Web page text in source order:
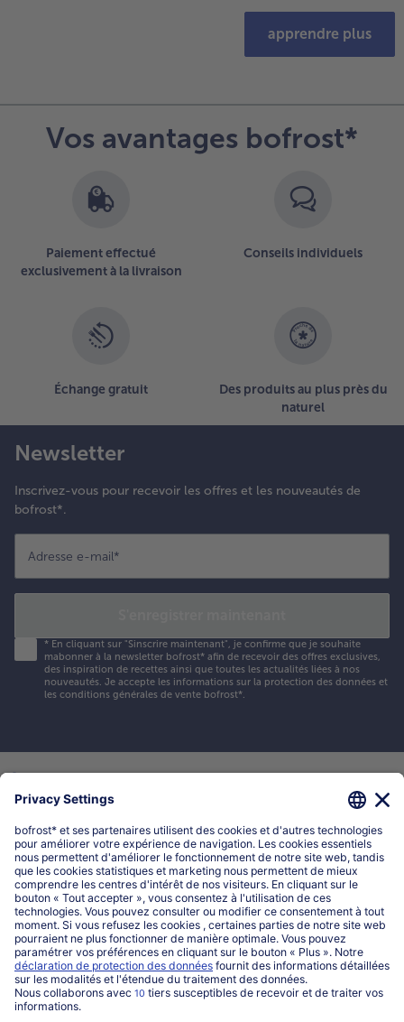
apprendre plus
Vos avantages bofrost*
Paiement effectué
exclusivement à la livraison
Conseils individuels
Échange gratuit
Des produits au plus près du
naturel
Newsletter
Inscrivez-vous pour recevoir les offres et les nouveautés de
bofrost*.
Adresse e-mail*
* En cliquant sur "Sinscrire maintenant", je confirme que je souhaite
mabonner à la newsletter bofrost* afin de recevoir des offres exclusives,
des inspiration de recettes ainsi que toutes les actualités liées à nos
nouveautés. Je accepte les informations sur la protection des données et
les conditions générales de vente bofrost*.
www.bofrost.be
service@bofrost.be
016 98 1919
Lun-Ven: 9h - 19h et Sa: 9h - 13h
Service
Qui sommes-nous?